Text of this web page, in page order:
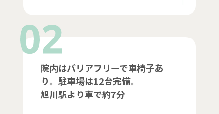
院内はバリアフリーで車椅子あ
り。 駐車場は12台完備。
旭川駅より車で約7分